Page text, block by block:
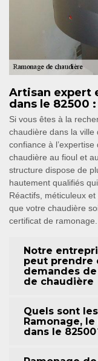
Artisan expert
dans le 82500 :
Si vous êtes à la
chaudière dans la ville
confiance à
chaudière au fioul et
structure dispose de
hautement qualifiés
Réactifs, méticuleux
que votre chaudière
certificat de ramonage.
Notre
peut prendre
demandes
de chaudière
Quels sont
Ramonage,
dans le 82500